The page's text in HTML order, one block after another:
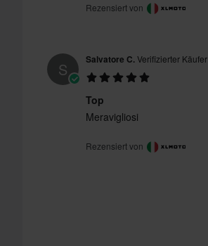
Rezensiert von
S Salvatore C.Verifizierter Käufer
Top
Meravigliosi
Rezensiert von